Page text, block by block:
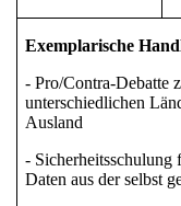
Exemplarische
- Pro/Contra-Debatte
unterschiedlichen
Ausland
-
Daten aus der selbst